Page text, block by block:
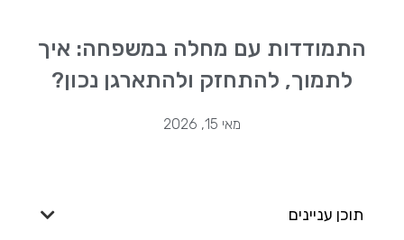
התמודדות עם מחלה במשפחה: איך
לתמוך, להתחזק ולהתארגן נכון?
מאי 15, 2026
תוכן עניינים